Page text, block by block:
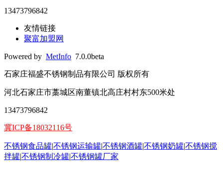
13473796842
友情链接
聚富加盟网
Powered by MetInfo 7.0.0beta
石家庄福盛不锈钢制品有限公司 版权所有
河北石家庄市藁城区南董镇北高庄村村东500米处
13473796842
冀ICP备18032116号
不锈钢食品罐|不锈钢运输罐|不锈钢酒罐|不锈钢奶罐|不锈钢搅
拌罐|不锈钢制冷罐|不锈钢罐厂家